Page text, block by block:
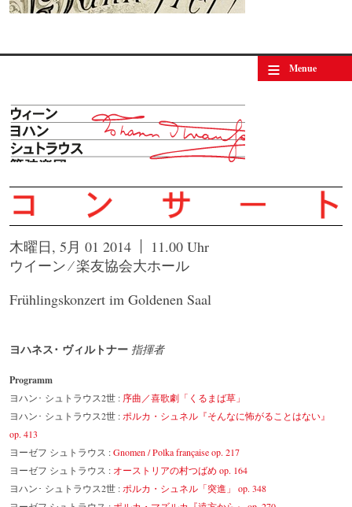
≡ Menue
木曜日, 5月 01 2014
11.00 Uhr
ウイーン ⁄ 楽友協会大ホール
Frühlingskonzert im Goldenen Saal
ヨハネス･ ヴィルトナー 指揮者
Programm
ヨハン･ シュトラウス2世 : 序曲／喜歌劇「くるまば草」
ヨハン･ シュトラウス2世 : ポルカ・シュネル『そんなに怖がることはない』
op. 413
ヨーゼフ シュトラウス :Gnomen / Polka française op. 217
ヨーゼフ シュトラウス : オーストリアの村つばめ op. 164
ヨハン･ シュトラウス2世 : ポルカ・シュネル「突進」 op. 348